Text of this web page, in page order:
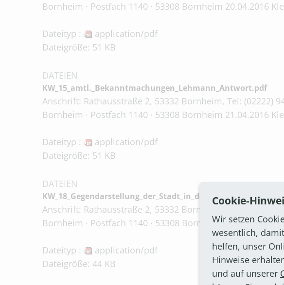
Bornheim · Postfach 1140 · 53308 Bornheim 20.04.2016
Dateityp :
application/pdf
Dateigröße: 51 KB
DATEIEN
KW_15_amtl._Bekanntmachungen_Lehmann_Antwort.pdf
Anschrift: Rathausstraße 2, 53332 Bornheim, Tel: (02222)
Bornheim · Postfach 1140 · 53308 Bornheim 21.04.2016
Dateityp :
application/pdf
Dateigröße: 51 KB
DATEIEN
Anschrift: Rathausstraße 2, 53332 Bornheim, Tel: (02222)
Bornheim · Postfach 1140 · 53308 Bornheim 12.05.2016
Dateityp :
application/pdf
Dateigröße: 44 KB
Cookie-
Wir setzen
wesentlich,
helfen, unser
Hinweise
und auf unserer